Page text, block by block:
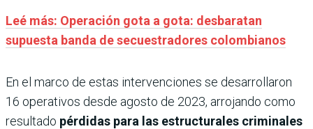
Leé más: Operación gota a gota: desbaratan
supuesta banda de secuestradores colombianos
En el marco de estas intervenciones se desarrollaron
16 operativos desde agosto de 2023, arrojando como
resultado pérdidas para las estructurales criminales